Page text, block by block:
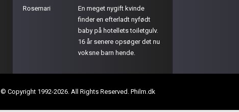
Rosemari
En meget nygift kvinde
finder en efterladt nyfødt
baby på hotellets toiletgulv.
16 år senere opsøger det nu
voksne barn hende.
© Copyright 1992-2026. All Rights Reserved. Philm.dk